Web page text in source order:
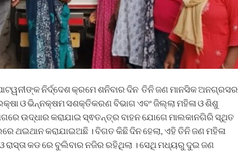
ନିର୍ଦ୍ଦେଶ କ୍ରମେ ଶନିବାର ଦିନ ତିନି ଜଣ ମାନସିକ ଅନଗ୍ରସର
ଓ ଭିନ୍ନକ୍ଷମ ସଶକ୍ତିକରଣ ବିଭାଗ ଏବଂ ଜିଲ୍ଲା ମହିଳା ଓ ଶିଶୁ
ଉଦ୍ଧାର କରାଯାଇ ସ୍ଵତନ୍ତ୍ର ବାହନ ଯୋଗେ ମାଲକାନଗିରି ସ୍ଥିତ
ଥଇଥାନ କରାଯାଇଅଛି । ବିଗତ କିଛି ଦିନ ହେଲା, ଏହି ତିନି ଜଣ ମହିଳା
କଡ ରେ ବୁଲିବାର ନଜିର ରହିଥିଲା । ସେଥି ମଧ୍ୟରୁ ଦୁଇ ଜଣ